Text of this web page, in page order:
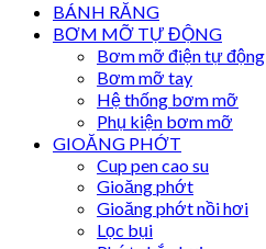
BÁNH RĂNG
BƠM MỠ TỰ ĐỘNG
Bơm mỡ điện tự động
Bơm mỡ tay
Hệ thống bơm mỡ
Phụ kiện bơm mỡ
GIOĂNG PHỚT
Cup pen cao su
Gioăng phớt
Gioăng phớt nồi hơi
Lọc bụi